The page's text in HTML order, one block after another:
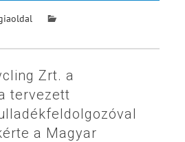
Zrt. a
tervezett
a Magyar